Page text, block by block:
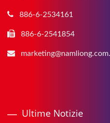
886-6-2534161
886-6-2541854
Ultime Notizie